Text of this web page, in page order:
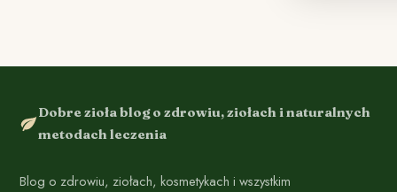
Dobre zioła blog o zdrowiu, ziołach i naturalnych
metodach leczenia
Blog o zdrowiu, ziołach, kosmetykach i wszystkim